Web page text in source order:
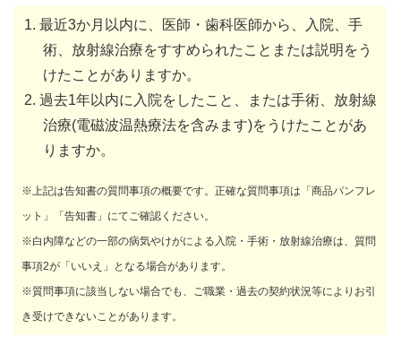
最近3か月以内に、医師・歯科医師から、入院、手
術、放射線治療をすすめられたことまたは説明をう
けたことがありますか。
過去1年以内に入院をしたこと、または手術、放射線
治療(電磁波温熱療法を含みます)をうけたことがあ
りますか。
※上記は告知書の質問事項の概要です。正確な質問事項は「商品パンフレ
ット」「告知書」にてご確認ください。
※白内障などの一部の病気やけがによる入院・手術・放射線治療は、質問
事項2が「いいえ」となる場合があります。
※質問事項に該当しない場合でも、ご職業・過去の契約状況等によりお引
き受けできないことがあります。